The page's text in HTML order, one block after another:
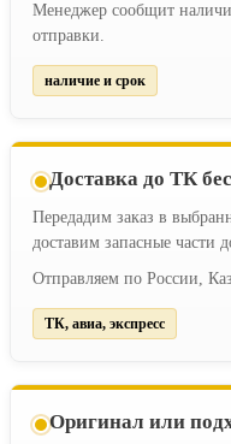
Менеджер сообщит
отправки.
наличие и срок
Доставка до ТК
Передадим заказ в
доставим запасные части
Отправляем по России,
ТК, авиа, экспресс
Оригинал или